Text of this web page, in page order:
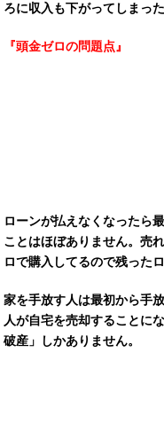
ろに収入も下がってしまっ
『頭金ゼロの問題点』
ローンが払えなくなったら
ことはほぼありません。売
ロで購入してるので残った
家を手放す人は最初から手
人が自宅を売却することに
破産」しかありません。